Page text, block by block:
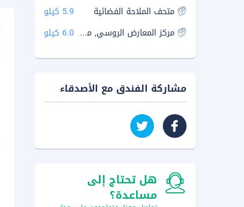
متحف الملاحة الفضائية
5.9 كيلو
مركز المعارض الروسي, موسكو 6.0 كيلو
مشاركة الفندق مع الأصدقاء
هل تحتاج إلى
مساعدة؟